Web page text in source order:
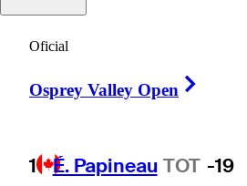
Oficial
Osprey Valley Open
1 É. Papineau TOT -19